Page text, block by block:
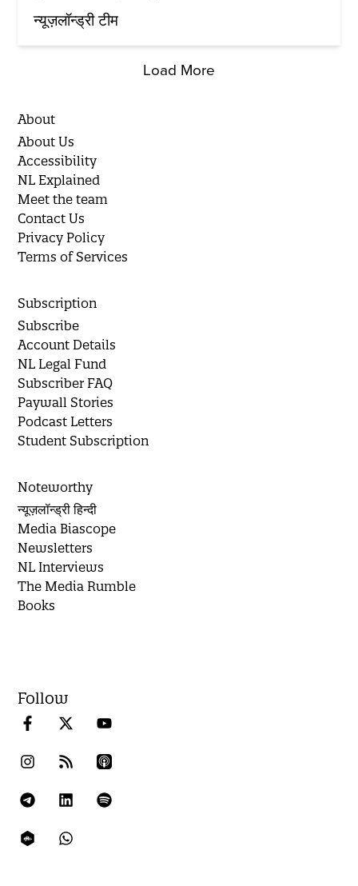
न्यूज़लॉन्ड्री टीम
Load More
About
About Us
Accessibility
NL Explained
Meet the team
Contact Us
Privacy Policy
Terms of Services
Subscription
Subscribe
Account Details
NL Legal Fund
Subscriber FAQ
Paywall Stories
Podcast Letters
Student Subscription
Noteworthy
न्यूज़लॉन्ड्री हिन्दी
Media Biascope
Newsletters
NL Interviews
The Media Rumble
Books
Follow